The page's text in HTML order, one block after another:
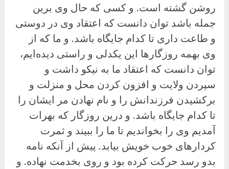
روشن گشته است. و کسی که حال وی برین
جمله باشد توان دانست که اعتقاد وی در دوستی
و طاعت داری تا کدام جایگاه باشد. و ما که از
وی بهمه روزگارها این یکدلی و راستی دیده‌ایم،
توان دانست که اعتقاد ما به نیکو داشت و
سپردن ولایت و افزون کردن محل و منزلت و
برکشیدن فرزندانش را و نام نهادن مر ایشان را
تا کدام جایگاه باشد. و درین روزگار که بهرات
آمدیم وی را بخواندیم تا ما را ببیند و ثمرت
کردارهای خوب خویش بیابد. پیش از آنکه نامه
بدو رسد حرکت کرده بود و روی بخدمت نهاده. و